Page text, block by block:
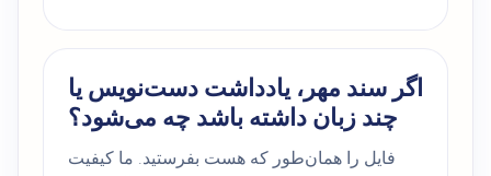
اگر سند مهر، یادداشت دست‌نویس یا
چند زبان داشته باشد چه می‌شود؟
فایل را همان‌طور که هست بفرستید. ما کیفیت